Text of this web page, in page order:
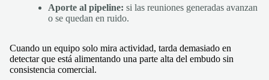
Aporte al pipeline: si las reuniones generadas avanzan
o se quedan en ruido.
Cuando un equipo solo mira actividad, tarda demasiado en
detectar que está alimentando una parte alta del embudo sin
consistencia comercial.